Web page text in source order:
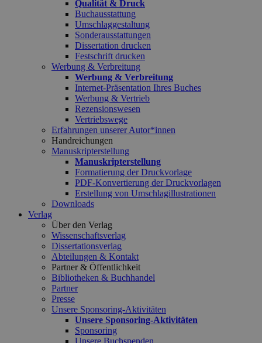
Qualität & Druck
Buchausstattung
Umschlaggestaltung
Sonderausstattungen
Dissertation drucken
Festschrift drucken
Werbung & Verbreitung
Werbung & Verbreitung
Internet-Präsentation Ihres Buches
Werbung & Vertrieb
Rezensionswesen
Vertriebswege
Erfahrungen unserer Autor*innen
Handreichungen
Manuskripterstellung
Manuskripterstellung
Formatierung der Druckvorlage
PDF-Konvertierung der Druckvorlagen
Erstellung von Umschlagillustrationen
Downloads
Verlag
Über den Verlag
Wissenschaftsverlag
Dissertationsverlag
Abteilungen & Kontakt
Partner & Öffentlichkeit
Bibliotheken & Buchhandel
Partner
Presse
Unsere Sponsoring-Aktivitäten
Unsere Sponsoring-Aktivitäten
Sponsoring
Unsere Buchspenden